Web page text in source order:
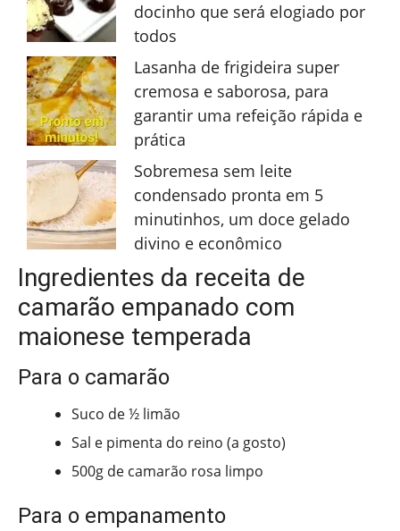
docinho que será elogiado por
todos
Lasanha de frigideira super
cremosa e saborosa, para
garantir uma refeição rápida e
prática
Sobremesa sem leite
condensado pronta em 5
minutinhos, um doce gelado
divino e econômico
Ingredientes da receita de
camarão empanado com
maionese temperada
Para o camarão
Suco de ½ limão
Sal e pimenta do reino (a gosto)
500g de camarão rosa limpo
Para o empanamento